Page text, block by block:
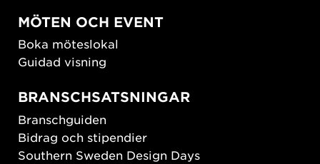
MÖTEN OCH EVENT
Boka möteslokal
Guidad visning
BRANSCHSATSNINGAR
Branschguiden
Bidrag och stipendier
Southern Sweden Design Days